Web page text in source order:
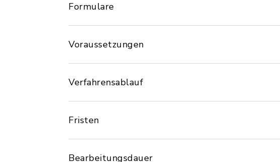
Formulare
Voraussetzungen
Verfahrensablauf
Fristen
Bearbeitungsdauer